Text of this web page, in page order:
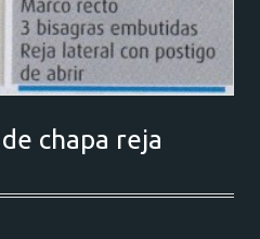
chapa reja